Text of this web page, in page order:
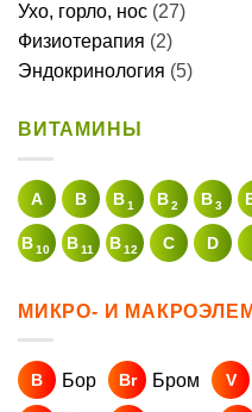
Ухо, горло, нос (27)
Физиотерапия (2)
Эндокринология (5)
ВИТАМИНЫ
A В B1 B2 B3
B10 B 11 B12 C D
МИКРО- И
B Бор Br Бром V